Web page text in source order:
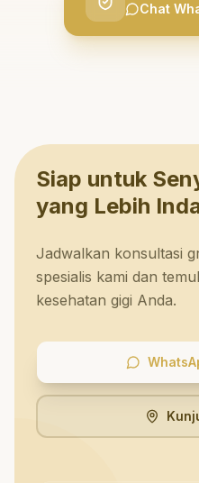
Chat
Siap untuk
yang Lebih
Jadwalkan konsultasi
spesialis kami dan
kesehatan gigi Anda.